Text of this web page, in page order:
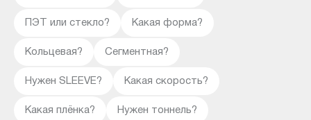
ПЭТ или стекло? Какая форма?
Кольцевая? Сегментная?
Нужен SLEEVE? Какая скорость?
Какая плёнка? Нужен тоннель?